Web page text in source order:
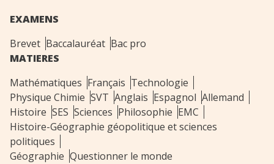
EXAMENS
Brevet Baccalauréat Bac pro
MATIERES
Mathématiques Français Technologie
Physique Chimie SVT Anglais Espagnol Allemand
Histoire SES Sciences Philosophie EMC
Histoire-Géographie géopolitique et sciences
politiques
Géographie Questionner le monde